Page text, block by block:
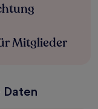
Mitglieder
Daten